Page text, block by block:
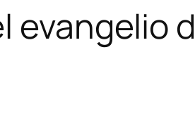
evangelio